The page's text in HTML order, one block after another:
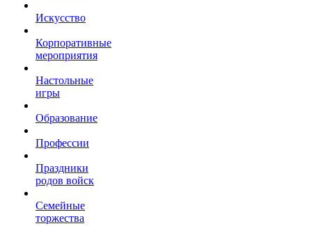
Искусство
Корпоративные
мероприятия
Настольные
игры
Образование
Профессии
Праздники
родов войск
Семейные
торжества